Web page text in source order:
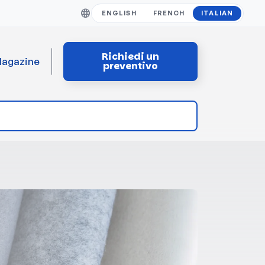
ENGLISH FRENCH ITALIAN
Richiedi un
preventivo